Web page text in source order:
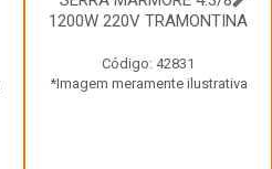
1200W 220V TRAMONTINA
Código: 42831
*Imagem meramente ilustrativa